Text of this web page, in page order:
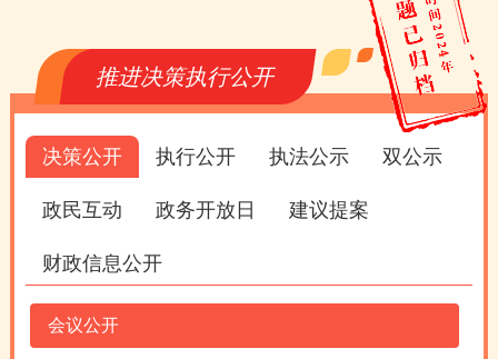
推进决策执行公开
决策公开 执行公开 执法公示 双公示
政民互动 政务开放日 建议提案
财政信息公开
会议公开